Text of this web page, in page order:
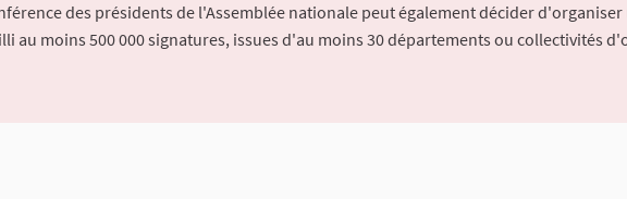
des présidents de l'Assemblée nationale peut également décider
au moins 500 000 signatures, issues d'au moins 30 départements ou collectivités